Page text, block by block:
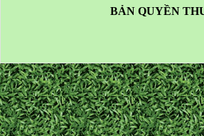
BẢN QUYỀN